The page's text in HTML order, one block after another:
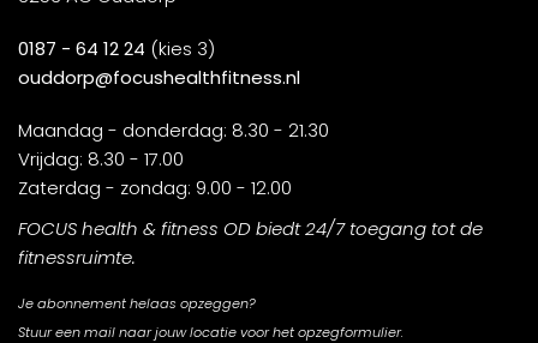
0187 - 64 12 24 (kies 3)
ouddorp@focushealthfitness.nl
Maandag - donderdag: 8.30 - 21.30
Vrijdag: 8.30 - 17.00
Zaterdag - zondag: 9.00 - 12.00
FOCUS health & fitness OD biedt 24/7 toegang tot de
fitnessruimte.
Je abonnement helaas opzeggen?
Stuur een mail naar jouw locatie voor het opzegformulier.